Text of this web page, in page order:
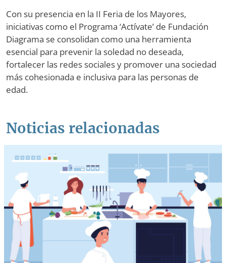
Con su presencia en la II Feria de los Mayores,
iniciativas como el Programa ‘Actívate’ de Fundación
Diagrama se consolidan como una herramienta
esencial para prevenir la soledad no deseada,
fortalecer las redes sociales y promover una sociedad
más cohesionada e inclusiva para las personas de
edad.
Noticias relacionadas